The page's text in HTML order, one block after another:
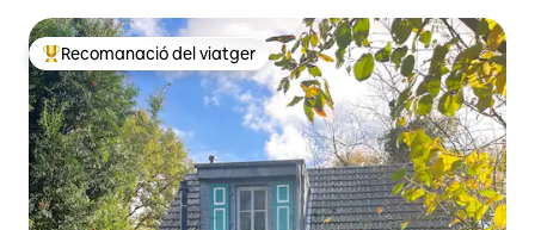
Principals recomanacions dels viatgers
Recomanació del viatger